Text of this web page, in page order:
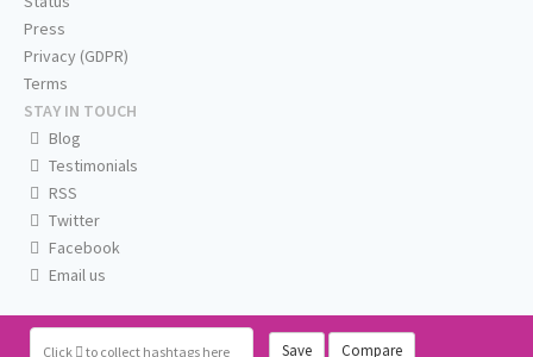
Click to collect hashtags here Save Compare
Press
Privacy (GDPR)
Terms
STAY IN TOUCH
Blog
Testimonials
RSS
Twitter
Facebook
Email us